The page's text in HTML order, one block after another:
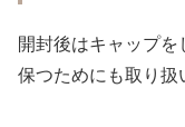
開封後はキャップ
保つためにも取り扱